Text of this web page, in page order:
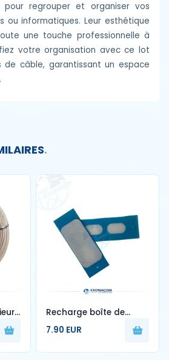
regrouper et organiser vos
ou informatiques. Leur esthétique
une touche professionnelle à
votre organisation avec ce lot
câble, garantissant un espace
.
Recharge boîte de
nettoyage de fibre
optique
7.90 EUR